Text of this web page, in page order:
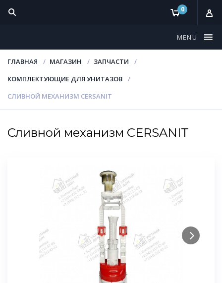
0
MENU
ГЛАВНАЯ МАГАЗИН
ЗАПЧАСТИ
КОМПЛЕКТУЮЩИЕ ДЛЯ УНИТАЗОВ
СЛИВНОЙ МЕХАНИЗМ CERSANIT
Сливной механизм CERSANIT